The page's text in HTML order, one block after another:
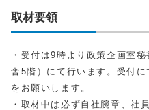
取材要領
・受付は9時より政策企画室
舎5階）にて行います。受付
をお願いします。
・取材中は必ず自社腕章、社